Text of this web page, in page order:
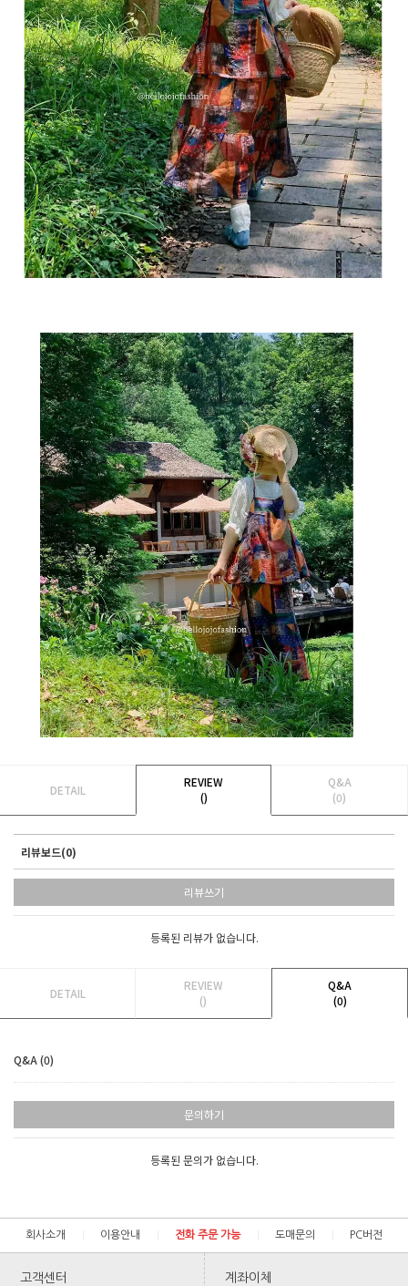
DETAIL
REVIEW
()
Q&A
(0)
리뷰보드(0)
리뷰쓰기
등록된 리뷰가 없습니다.
DETAIL
REVIEW
()
Q&A
(0)
Q&A (0)
문의하기
등록된 문의가 없습니다.
회사소개 이용안내 전화 주문 가능 도매문의 PC버전
고객센터 계좌이체